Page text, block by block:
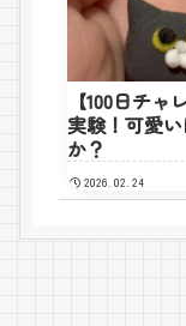
【100日チ
実験！可愛
か？
2026.02.24